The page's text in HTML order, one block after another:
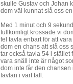
skulle Gustav och Johan
dom väl kunnat slå oss
Med 1 minut och 9
fullkomligt krossade vi
fel tavla enbart för att
dom en chans att slå oss
tar också tavla 54 i stället
vara snäll inte är något
dom inte får den
tavlan i vart fall.